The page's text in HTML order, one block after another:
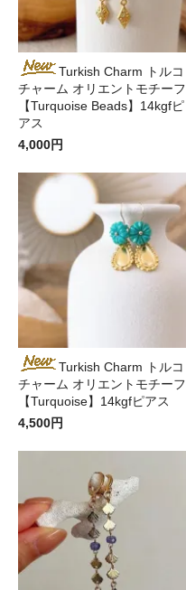
Turkish Charm トルコ
チャーム オリエントモチーフ
【Turquoise Beads】14kgfピ
アス
4,000円
Turkish Charm トルコ
チャーム オリエントモチーフ
【Turquoise】14kgfピアス
4,500円